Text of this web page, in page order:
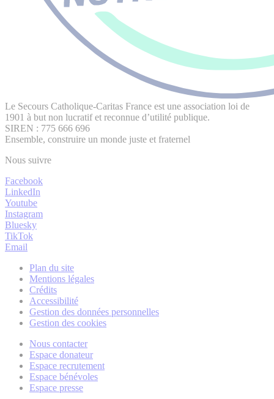
Le Secours Catholique-Caritas France est une association loi de
1901 à but non lucratif et reconnue d’utilité publique.
SIREN : 775 666 696
Ensemble, construire un monde juste et fraternel
Nous suivre
Facebook
LinkedIn
Youtube
Instagram
Bluesky
TikTok
Email
Plan du site
Mentions légales
Crédits
Accessibilité
Gestion des données personnelles
Gestion des cookies
Nous contacter
Espace donateur
Espace recrutement
Espace bénévoles
Espace presse